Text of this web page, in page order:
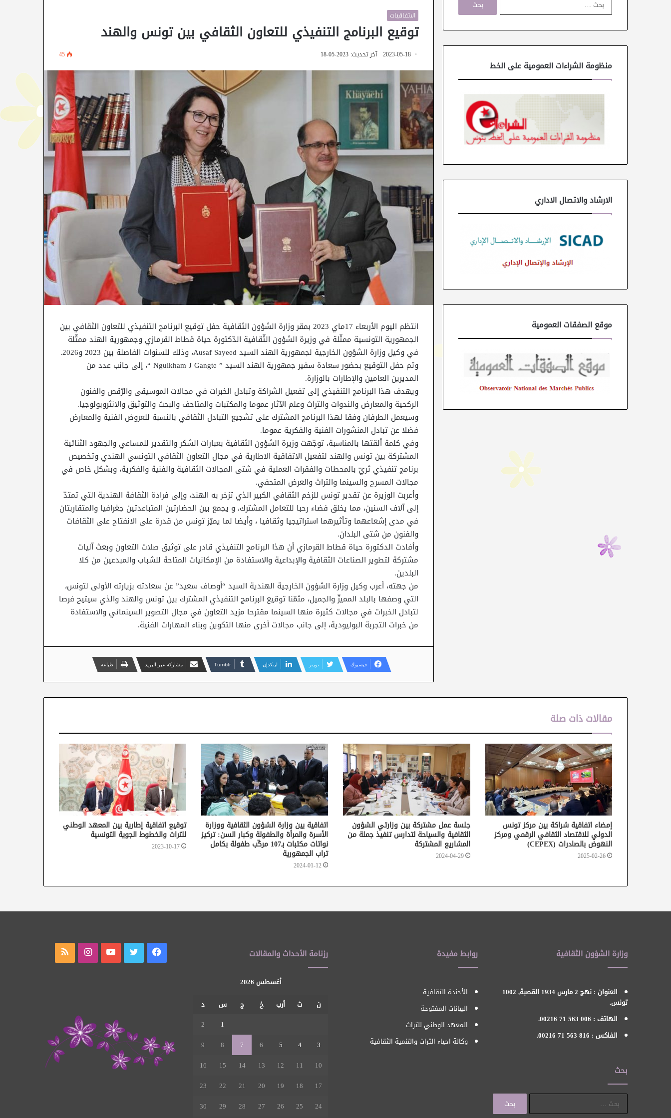
الاتفاقيات
توقيع البرنامج التنفيذي للتعاون الثقافي بين تونس والهند
2023-05-18 آخر تحديث: 2023-05-18 45
انتظم اليوم الأربعاء 17ماي 2023 بمقر وزارة الشؤون الثقافية حفل توقيع البرنامج التنفيذي للتعاون الثقافي بين
الجمهورية التونسية ممثّلة في وزيرة الشؤون الثّقافية الدّكتورة حياة قطاط القرمازي وجمهورية الهند ممثّلة
في وكيل وزارة الشؤون الخارجية لجمهورية الهند السيد Ausaf Sayeed، وذلك للسنوات الفاصلة بين 2023 و2026.
وتم حفل التوقيع بحضور سعادة سفير جمهورية الهند السيد ” Ngulkham J Gangte “، إلى جانب عدد من
المديرين العامين والإطارات بالوزارة.
ويهدف هذا البرنامج التنفيذي إلى تفعيل الشراكة وتبادل الخبرات في مجالات الموسيقى والرّقص والفنون
الركحية والمعارض والندوات والتراث وعلم الآثار عموما والمكتبات والمتاحف والبحث والتوثيق والانثروبولوجيا.
وسيعمل الطرفان وفقا لهذا البرنامج المشترك على تشجيع التبادل الثقافي بالنسبة للعروض الفنية والمعارض
فضلا عن تبادل المنشورات الفنية والفكرية عموما.
وفي كلمة ألقتها بالمناسبة، توجّهت وزيرة الشؤون الثقافية بعبارات الشكر والتقدير للمساعي والجهود الثنائية
المشتركة بين تونس والهند لتفعيل الاتفاقية الاطارية في مجال التعاون الثقافي التونسي الهندي وتخصيص
برنامج تنفيذي ثريّ بالمحطات والفقرات العملية في شتى المجالات الثقافية والفنية والفكرية، وبشكل خاص في
مجالات المسرح والسينما والتراث والعرض المتحفي.
وأعربت الوزيرة عن تقدير تونس للزخم الثقافي الكبير الذي تزخر به الهند، وإلى فرادة الثقافة الهندية التي تمتدّ
إلى آلاف السنين، مما يخلق فضاء رحبا للتعامل المشترك، و يجمع بين الحضارتين المتباعدتين جغرافيا والمتقاربتان
في مدى إشعاعهما وتأثيرهما استراتيجيا وثقافيا ، وأيضا لما يميّز تونس من قدرة على الانفتاح على الثقافات
والفنون من شتى البلدان.
وأفادت الدكتورة حياة قطاط القرمازي أن هذا البرنامج التنفيذي قادر على توثيق صلات التعاون وبعث آليات
مشتركة لتطوير الصناعات الثقافية والإبداعية والاستفادة من الإمكانيات المتاحة للشباب والمبدعين من كلا
البلدين.
من جهته، أعرب وكيل وزارة الشؤون الخارجية الهندية السيد “أوصاف سعيد” عن سعادته بزيارته الأولى لتونس،
التي وصفها بالبلد المميزّ والجميل، مثمّنا توقيع البرنامج التنفيذي المشترك بين تونس والهند والذي سيتيح فرصا
لتبادل الخبرات في مجالات كثيرة منها السينما مقترحا مزيد التعاون في مجال التصوير السينمائي والاستفادة
من خبرات التجربة البوليودية، إلى جانب مجالات أخرى منها التكوين وبناء المهارات الفنية.
فيسبوك تويتر لينكدإن مشاركة عبر البريد طباعة
ح
ن
منظومة الشراءات العمومية على الخط
الارشاد والاتصال الاداري
موقع الصفقات العمومية
مقالات ذات صلة
إمضاء اتفاقية شراكة بين مركز تونس
الدولي للاقتصاد الثقافي الرقمي ومركز
النهوض بالصادرات (CEPEX)
2025-02-26
جلسة عمل مشتركة بين وزارتي الشؤون
الثقافية والسياحة لتدارس تنفيذ جملة من
المشاريع المشتركة
2024-04-29
اتفاقية بين وزارة الشؤون الثقافية ووزارة
الأسرة والمرأة والطفولة وكبار السن: تركيز
نواتات مكتبات بـ107 مركّب طفولة بكامل
تراب الجمهورية
2024-01-12
توقيع اتفاقية إطارية بين المعهد الوطني
للتراث والخطوط الجوية التونسية
2023-10-17
وزارة الشؤون الثقافية
العنوان : نهج 2 مارس 1934 القصبة, 1002
تونس.
الهاتف : 006 563 71 00216.
الفاكس : 816 563 71 00216.
بحث
روابط مفيدة
الأحندة الثقافية
البيانات المفتوحة
المعهد الوطني للتراث
وكالة احياء التراث والتنمية الثقافية
رزنامة الأحداث والمقالات
أغسطس 2026
ن
ث أرب خ ج س
د
1
2
3
4
5
6
7
8
9
10
11
12
13
14
15
16
17
18
19
20
21
22
23
24
25
26
27
28
29
30
فيسبوك تويتر يوتيوب انستقرام